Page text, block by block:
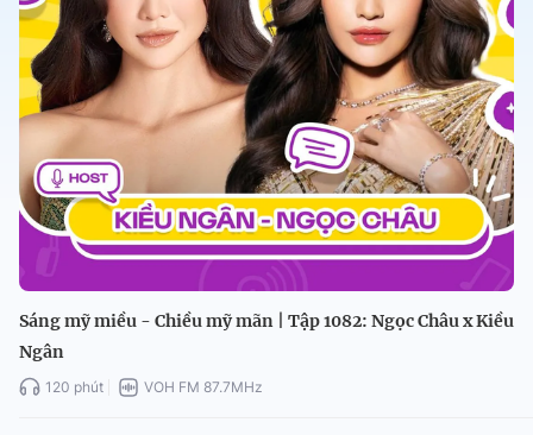
Sáng mỹ miều - Chiều mỹ mãn | Tập 1082: Ngọc Châu x Kiều
Ngân
120 phút VOH FM 87.7MHz